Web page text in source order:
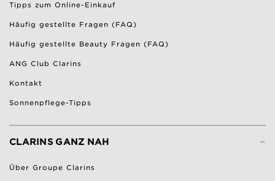
Tipps zum Online-Einkauf
Häufig gestellte Fragen (FAQ)
Häufig gestellte Beauty Fragen (FAQ)
ANG Club Clarins
Kontakt
Sonnenpflege-Tipps
-
CLARINS GANZ NAH
Über Groupe Clarins